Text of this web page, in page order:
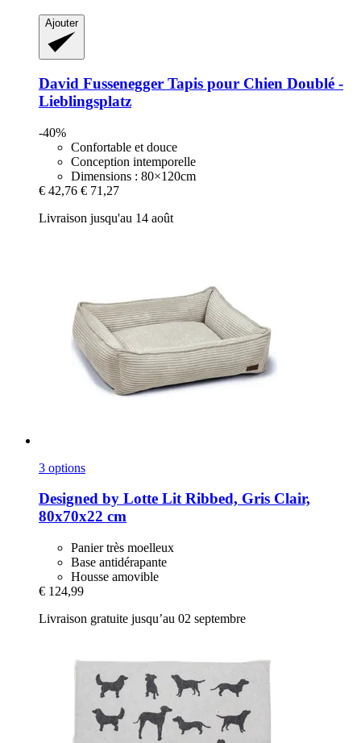
Ajouter
David Fussenegger Tapis pour Chien Doublé -​
Lieblingsplatz
-40%
Confortable et douce
Conception intemporelle
Dimensions : 80×120cm
€ 42,76 € 71,27
Livraison jusqu'au 14 août
3 options
Designed by Lotte Lit Ribbed, Gris Clair,
80x70x22 cm
Panier très moelleux
Base antidérapante
Housse amovible
€ 124,99
Livraison gratuite jusqu’au 02 septembre